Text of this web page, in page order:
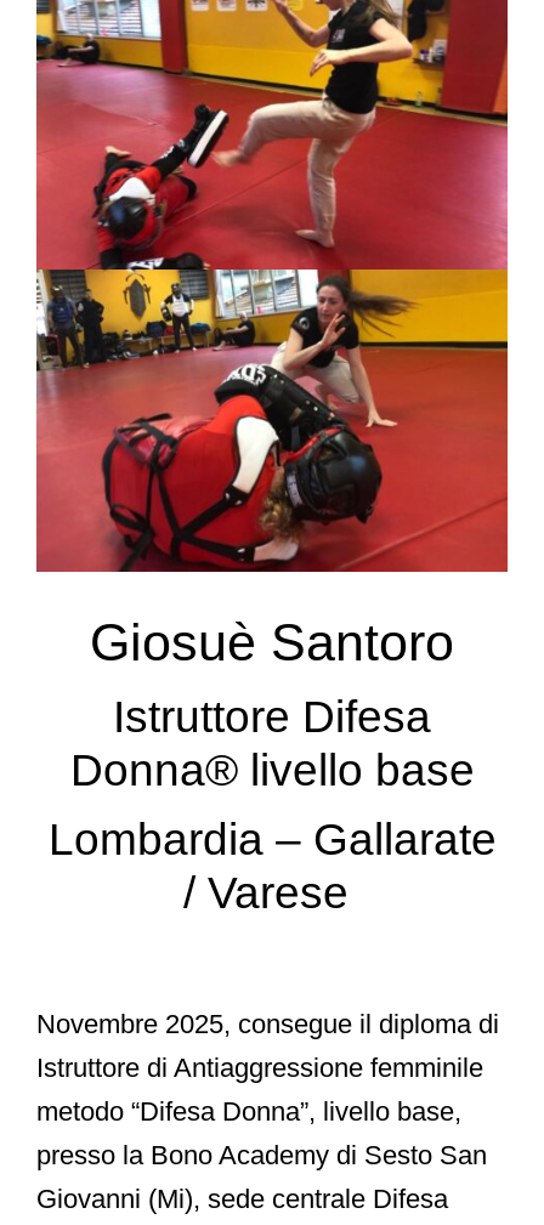
Giosuè Santoro
Istruttore Difesa
Donna® livello base
Lombardia – Gallarate
/ Varese
Novembre 2025, consegue il diploma di
Istruttore di Antiaggressione femminile
metodo “Difesa Donna”, livello base,
presso la Bono Academy di Sesto San
Giovanni (Mi), sede centrale Difesa